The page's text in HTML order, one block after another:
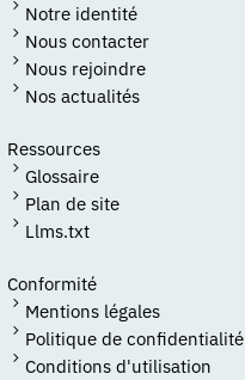
Notre identité
Nous contacter
Nous rejoindre
Nos actualités
Ressources
Glossaire
Plan de site
Llms.txt
Conformité
Mentions légales
Politique de confidentialité
Conditions d'utilisation